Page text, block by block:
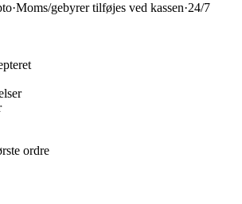
·Moms/gebyrer tilføjes ved kassen·24/7
ordre